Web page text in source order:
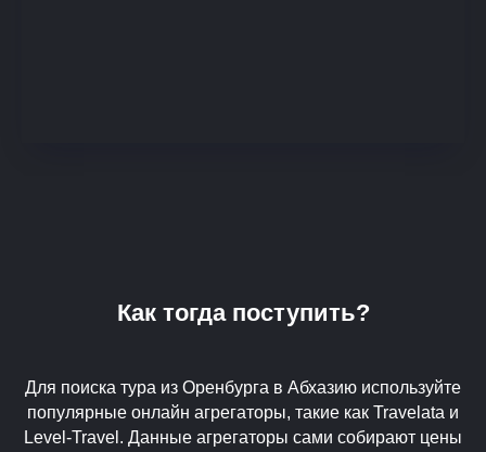
Как тогда поступить?
Для поиска тура из Оренбурга в Абхазию используйте
популярные онлайн агрегаторы, такие как Travelata и
Level-Travel. Данные агрегаторы сами собирают цены